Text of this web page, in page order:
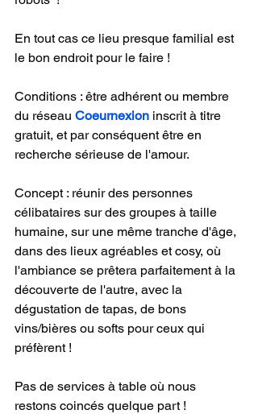
En tout cas ce lieu presque familial est
le bon endroit pour le faire !
Conditions : être adhérent ou membre
du réseau Coeurnexion inscrit à titre
gratuit, et par conséquent être en
recherche sérieuse de l'amour.
Concept : réunir des personnes
célibataires sur des groupes à taille
humaine, sur une même tranche d'âge,
dans des lieux agréables et cosy, où
l'ambiance se prêtera parfaitement à la
découverte de l'autre, avec la
dégustation de tapas, de bons
vins/bières ou softs pour ceux qui
préfèrent !
Pas de services à table où nous
restons coincés quelque part !